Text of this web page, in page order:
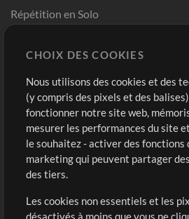
Répétition en Solo
Modèles ProPresenter
Sons
Boutique
Acheter des crédits
Contenu gratuit
Demander les pistes
CHOIX DES COOKIES
Nous utilisons des cookies et des
(y compris des pixels et des
fonctionner notre site web,
mesurer les performances du site
le souhaitez - activer des fonctions
marketing qui peuvent partager
des tiers.
Les cookies non essentiels et les
désactivés à moins que vous ne